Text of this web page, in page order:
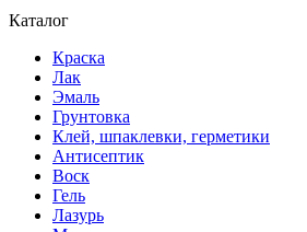
Каталог
Краска
Лак
Эмаль
Грунтовка
Клей, шпаклевки, герметики
Антисептик
Воск
Гель
Лазурь